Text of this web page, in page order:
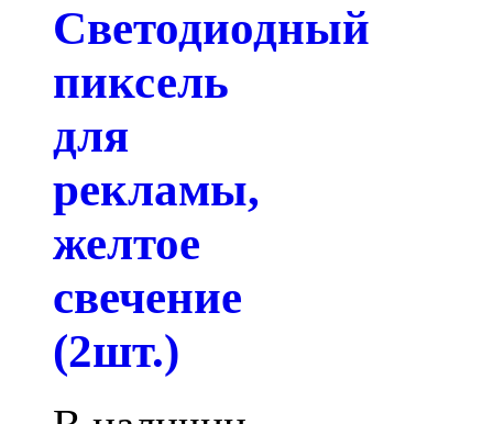
Светодиодный
пиксель
для
рекламы,
желтое
свечение
(2шт.)